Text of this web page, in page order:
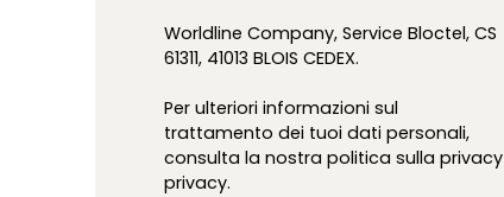
Worldline Company, Service Bloctel, CS
61311, 41013 BLOIS CEDEX.
Per ulteriori informazioni sul
trattamento dei tuoi dati personali,
consulta la nostra politica sulla privacy
privacy.